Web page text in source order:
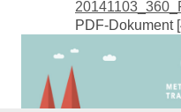
PDF-Dokument